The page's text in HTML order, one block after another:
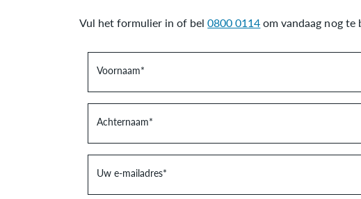
Vul het formulier in of bel0800 0114om vandaag nog
Voornaam*
Achternaam*
Uw e-mailadres*